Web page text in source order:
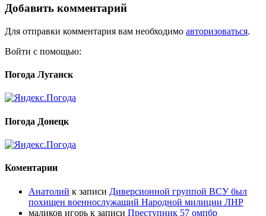
Добавить комментарий
Для отправки комментария вам необходимо авторизоваться.
Войти с помощью:
Погода Луганск
Погода Донецк
Коментарии
Анатолий к записи Диверсионной группой ВСУ был
похищен военнослужащий Народной милиции ЛНР
маликов игорь к записи Преступник 57 омпбр